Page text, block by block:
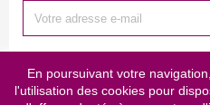
En poursuivant votre
l'utilisation des cookies pour
Copyright © 2019Net&tic